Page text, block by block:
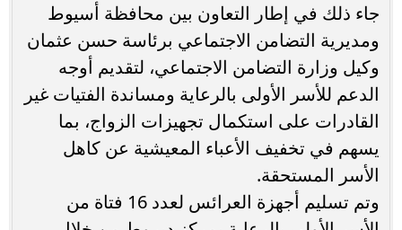
جاء ذلك في إطار التعاون بين محافظة أسيوط
ومديرية التضامن الاجتماعي برئاسة حسن عثمان
وكيل وزارة التضامن الاجتماعي، لتقديم أوجه
الدعم للأسر الأولى بالرعاية ومساندة الفتيات غير
القادرات على استكمال تجهيزات الزواج، بما
يسهم في تخفيف الأعباء المعيشية عن كاهل
الأسر المستحقة.
وتم تسليم أجهزة العرائس لعدد 16 فتاة من